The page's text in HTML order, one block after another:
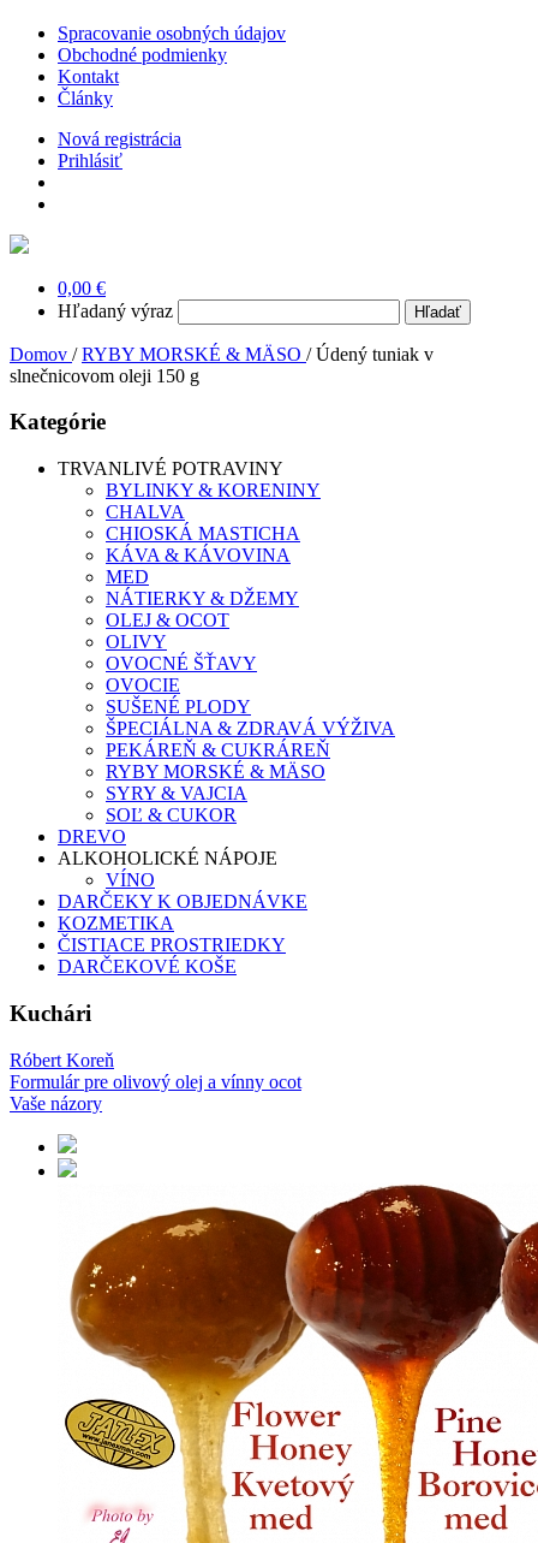
Spracovanie osobných údajov
Obchodné podmienky
Kontakt
Články
Nová registrácia
Prihlásiť
0,00 €
Hľadaný výraz
Domov / RYBY MORSKÉ & MÄSO /Údený tuniak v
slnečnicovom oleji 150 g
Kategórie
TRVANLIVÉ POTRAVINY
BYLINKY & KORENINY
CHALVA
CHIOSKÁ MASTICHA
KÁVA & KÁVOVINA
MED
NÁTIERKY & DŽEMY
OLEJ & OCOT
OLIVY
OVOCNÉ ŠŤAVY
OVOCIE
SUŠENÉ PLODY
ŠPECIÁLNA & ZDRAVÁ VÝŽIVA
PEKÁREŇ & CUKRÁREŇ
RYBY MORSKÉ & MÄSO
SYRY & VAJCIA
SOĽ & CUKOR
DREVO
ALKOHOLICKÉ NÁPOJE
VÍNO
DARČEKY K OBJEDNÁVKE
KOZMETIKA
ČISTIACE PROSTRIEDKY
DARČEKOVÉ KOŠE
Kuchári
Róbert Koreň
Formulár pre olivový olej a vínny ocot
Vaše názory